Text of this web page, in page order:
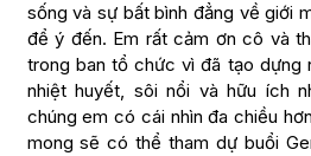
sống và sự bất bình đẳng về giới
để ý đến. Em rất cảm ơn cô và
trong ban tổ chức vì đã tạo dựng
nhiệt huyết, sôi nổi và hữu ích
chúng em có cái nhìn đa chiều
mong sẽ có thể tham dự buổi